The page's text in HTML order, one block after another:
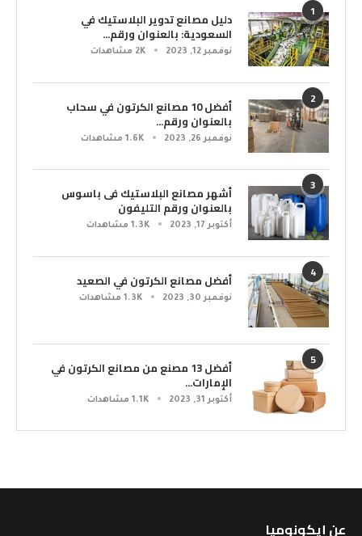
1 دليل مصانع تدوير البلاستيك في
السعودية: بالعنوان ورقم...
نوفمبر 12, 2023 2K مشاهدات
2 أفضل 10 مصانع الكرتون في سحاب
بالعنوان ورقم...
نوفمبر 26, 2023 1.6K مشاهدات
3 أشهر مصانع البلاستيك فى باسوس
بالعنوان ورقم التليفون
أكتوبر 17, 2023 1.3K مشاهدات
4 أفضل مصانع الكرتون في الصعيد
نوفمبر 30, 2023 1.3K مشاهدات
5 أفضل 13 مصنع من مصانع الكرتون في
الإمارات...
أكتوبر 31, 2023 1.1K مشاهدات
عن إيكونوميا